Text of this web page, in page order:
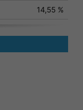
14,55 %